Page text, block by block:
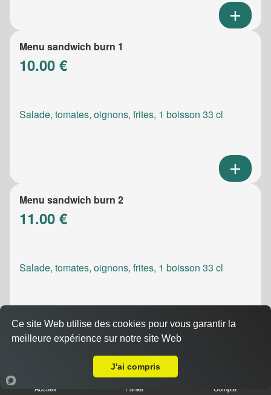
Menu sandwich burn 1
10.00 €
Salade, tomates, oignons, frites, 1 boisson 33 cl
Menu sandwich burn 2
11.00 €
Salade, tomates, oignons, frites, 1 boisson 33 cl
Menu sandwich meatic
Accueil Panier Compte
Ce site Web utilise des cookies pour vous garantir la
meilleure expérience sur notre site Web
J'ai compris